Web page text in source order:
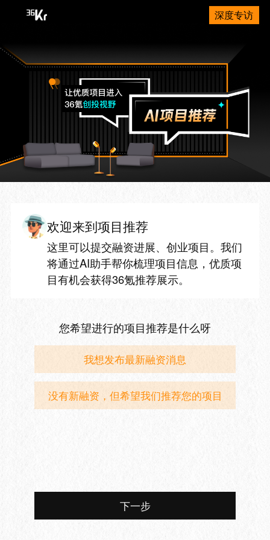
深度专访
欢迎来到项目推荐
这里可以提交融资进展、创业项目。我们
将通过AI助手帮你梳理项目信息，优质项
目有机会获得36氪推荐展示。
您希望进行的项目推荐是什么呀
我想发布最新融资消息
没有新融资，但希望我们推荐您的项目
下一步